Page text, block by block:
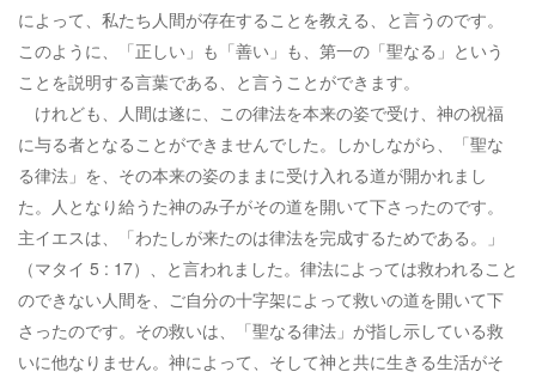
によって、私たち人間が存在することを教える、と言うのです。
このように、「正しい」も「善い」も、第一の「聖なる」という
ことを説明する言葉である、と言うことができます。
けれども、人間は遂に、この律法を本来の姿で受け、神の祝福
に与る者となることができませんでした。しかしながら、「聖な
る律法」を、その本来の姿のままに受け入れる道が開かれまし
た。人となり給うた神のみ子がその道を開いて下さったのです。
主イエスは、「わたしが来たのは律法を完成するためである。」
（マタイ 5 : 17）、と言われました。律法によっては救われること
のできない人間を、ご自分の十字架によって救いの道を開いて下
さったのです。その救いは、「聖なる律法」が指し示している救
いに他なりません。神によって、そして神と共に生きる生活がそ